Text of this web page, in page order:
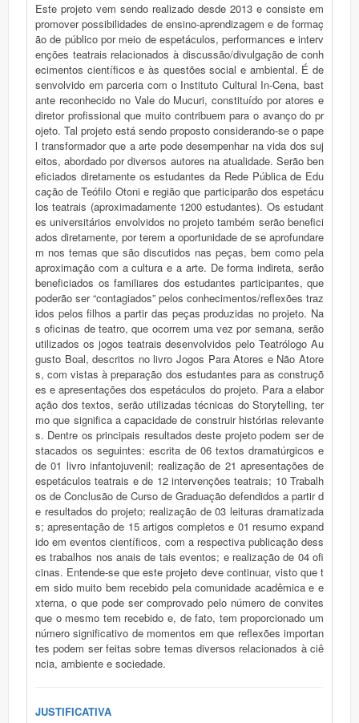
Este projeto vem sendo realizado desde 2013 e consiste em
promover possibilidades de ensino-aprendizagem e de formaç
ão de público por meio de espetáculos, performances e interv
enções teatrais relacionados à discussão/divulgação de conh
ecimentos científicos e às questões social e ambiental. É de
senvolvido em parceria com o Instituto Cultural In-Cena, bast
ante reconhecido no Vale do Mucuri, constituído por atores e
diretor profissional que muito contribuem para o avanço do pr
ojeto. Tal projeto está sendo proposto considerando-se o pape
l transformador que a arte pode desempenhar na vida dos suj
eitos, abordado por diversos autores na atualidade. Serão ben
eficiados diretamente os estudantes da Rede Pública de Edu
cação de Teófilo Otoni e região que participarão dos espetácu
los teatrais (aproximadamente 1200 estudantes). Os estudant
es universitários envolvidos no projeto também serão benefici
ados diretamente, por terem a oportunidade de se aprofundare
m nos temas que são discutidos nas peças, bem como pela
aproximação com a cultura e a arte. De forma indireta, serão
beneficiados os familiares dos estudantes participantes, que
poderão ser “contagiados” pelos conhecimentos/reflexões traz
idos pelos filhos a partir das peças produzidas no projeto. Na
s oficinas de teatro, que ocorrem uma vez por semana, serão
utilizados os jogos teatrais desenvolvidos pelo Teatrólogo Au
gusto Boal, descritos no livro Jogos Para Atores e Não Atore
s, com vistas à preparação dos estudantes para as construçõ
es e apresentações dos espetáculos do projeto. Para a elabor
ação dos textos, serão utilizadas técnicas do Storytelling, ter
mo que significa a capacidade de construir histórias relevante
s. Dentre os principais resultados deste projeto podem ser de
stacados os seguintes: escrita de 06 textos dramatúrgicos e
de 01 livro infantojuvenil; realização de 21 apresentações de
espetáculos teatrais e de 12 intervenções teatrais; 10 Trabalh
os de Conclusão de Curso de Graduação defendidos a partir d
e resultados do projeto; realização de 03 leituras dramatizada
s; apresentação de 15 artigos completos e 01 resumo expand
ido em eventos científicos, com a respectiva publicação dess
es trabalhos nos anais de tais eventos; e realização de 04 ofi
cinas. Entende-se que este projeto deve continuar, visto que t
em sido muito bem recebido pela comunidade acadêmica e e
xterna, o que pode ser comprovado pelo número de convites
que o mesmo tem recebido e, de fato, tem proporcionado um
número significativo de momentos em que reflexões importan
tes podem ser feitas sobre temas diversos relacionados à ciê
ncia, ambiente e sociedade.
JUSTIFICATIVA